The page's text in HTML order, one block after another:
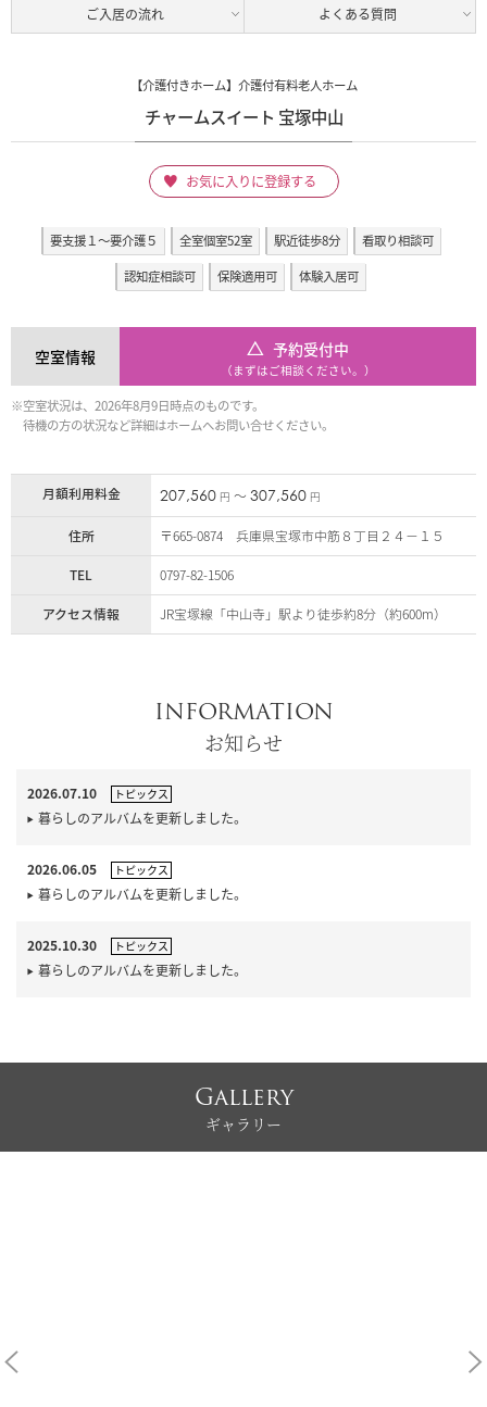
ご入居の流れ
よくある質問
【介護付きホーム】介護付有料老人ホーム
チャームスイート 宝塚中山
お気に入りに登録する
要支援１～要介護５ 全室個室52室 駅近徒歩8分
看取り相談可
認知症相談可
保険適用可 体験入居可
空室情報 予約受付中
（まずはご相談ください。）
※空室状況は、2026年8月9日時点のものです。
待機の方の状況など詳細はホームへお問い合せください。
月額利用料金 207,560 円 〜 307,560 円
住所
〒665-0874 兵庫県宝塚市中筋８丁目２４－１５
TEL
0797-82-1506
アクセス情報
JR宝塚線「中山寺」駅より徒歩約8分（約600m）
INFORMATION
お知らせ
2026.07.10 トピックス
暮らしのアルバムを更新しました。
2026.06.05 トピックス
暮らしのアルバムを更新しました。
2025.10.30 トピックス
暮らしのアルバムを更新しました。
Gallery
ギャラリー